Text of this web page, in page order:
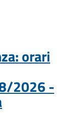
orari
2026 -